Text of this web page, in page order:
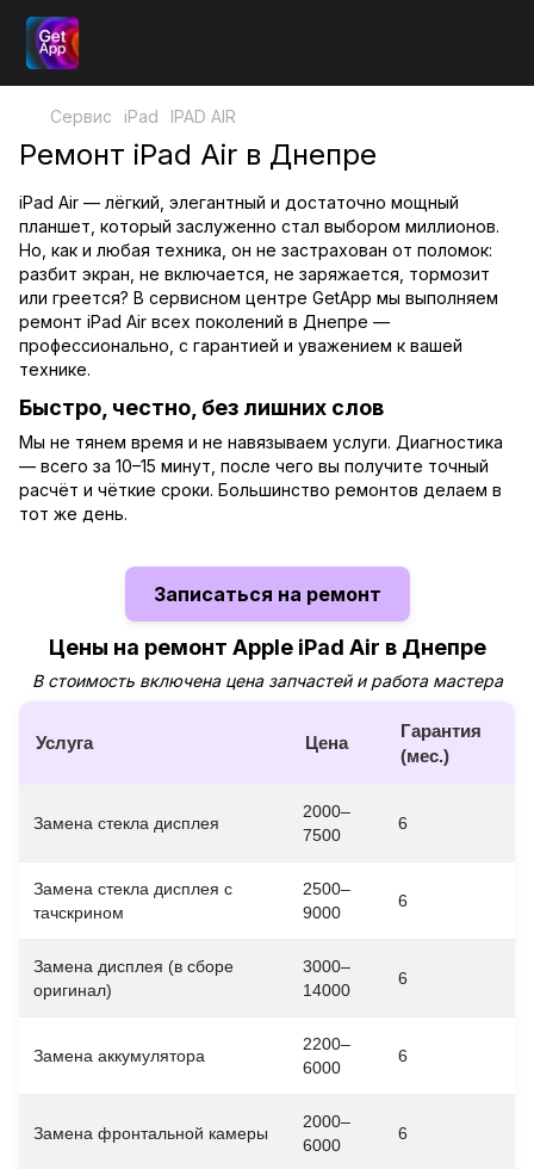
Сервис iPad IPAD AIR
Ремонт iPad Air в Днепре
iPad Air — лёгкий, элегантный и достаточно мощный
планшет, который заслуженно стал выбором миллионов.
Но, как и любая техника, он не застрахован от поломок:
разбит экран, не включается, не заряжается, тормозит
или греется? В сервисном центре GetApp мы выполняем
ремонт iPad Air всех поколений в Днепре —
профессионально, с гарантией и уважением к вашей
технике.
Быстро, честно, без лишних слов
Мы не тянем время и не навязываем услуги. Диагностика
— всего за 10–15 минут, после чего вы получите точный
расчёт и чёткие сроки. Большинство ремонтов делаем в
тот же день.
Записаться на ремонт
Цены на ремонт Apple iPad Air в Днепре
В стоимость включена цена запчастей и работа мастера
Услуга Цена
Гарантия
(мес.)
Замена стекла дисплея
2000–
7500
6
Замена стекла дисплея с
тачскрином
2500–
9000
6
Замена дисплея (в сборе
оригинал)
3000–
14000
6
Замена аккумулятора
2200–
6000
6
Замена фронтальной камеры
2000–
6000
6